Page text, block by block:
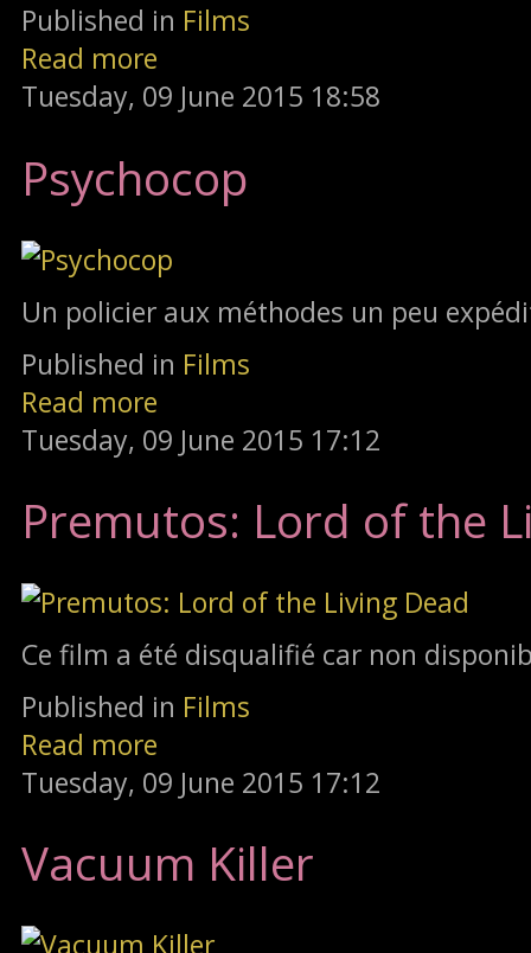
Published in Films
Read more
Tuesday, 09 June 2015 18:58
Psychocop
Un policier aux méthodes un peu
Published in Films
Read more
Tuesday, 09 June 2015 17:12
Premutos: Lord of the
Ce film a été disqualifié car non
Published in Films
Read more
Tuesday, 09 June 2015 17:12
Vacuum Killer